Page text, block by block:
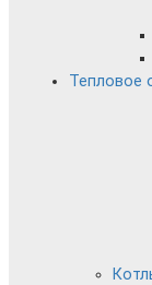
Тепловое